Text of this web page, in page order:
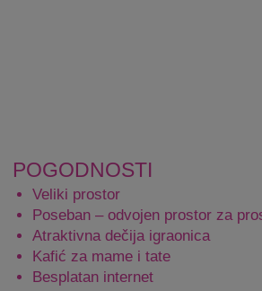
POGODNOSTI
Veliki prostor
Poseban – odvojen prostor za
Atraktivna dečija igraonica
Kafić za mame i tate
Besplatan internet